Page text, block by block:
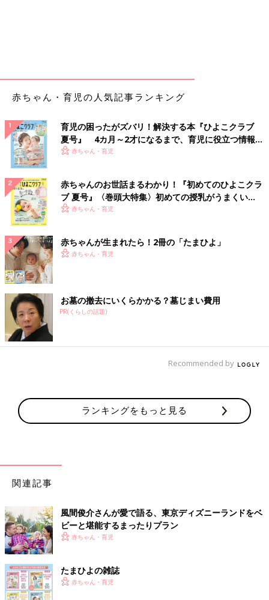
赤ちゃん・育児の人気記事ランキング
育児の困ったがズバリ！解決する本『ひよこクラブ
夏号』 4カ月～2才になるまで、育児に役立つ情報が
いっぱい！
赤ちゃん・育児
赤ちゃんのお世話まるわかり！『初めてのひよこクラ
ブ 夏号』〈巻頭大特集〉初めての授乳がうまくい
く！ おっぱい・ミルクの基本と夏のトラブル 解決テ
赤ちゃん・育児
赤ちゃんが生まれたら！2冊の「たまひよ」
赤ちゃん・育児
お墓の撤去にいくらかかる？墓じまい費用
PR(くらしの話題)
Recommended by
ランキングをもっと見る
関連記事
風間俊介さんが愛で語る、東京ディズニーランドをベ
ビーと堪能するまったりプラン
赤ちゃん・育児
たまひよの雑誌
赤ちゃん・育児